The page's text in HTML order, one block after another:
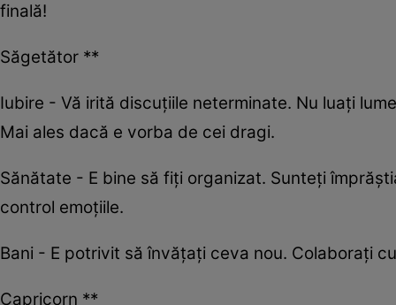
finală!
Săgetător **
Iubire - Vă irită discuțiile neterminate. Nu luați
Mai ales dacă e vorba de cei dragi.
Sănătate - E bine să fiți organizat. Sunteți
control emoțiile.
Bani - E potrivit să învățați ceva nou. Colaborați
Capricorn **